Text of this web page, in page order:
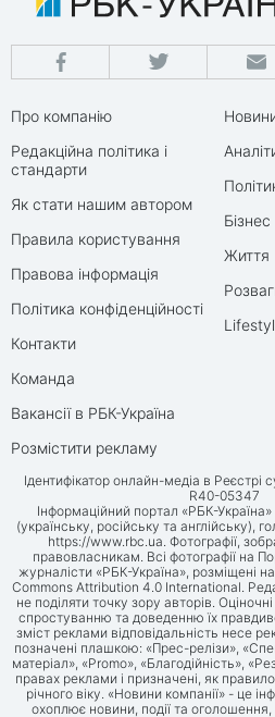
Про компанію
Редакційна політика і
стандарти
Як стати нашим автором
Правила користування
Правова інформація
Політика конфіденційності
Контакти
Команда
Вакансії в РБК-Україна
Розмістити рекламу
Бізнес
Життя
Ідентифікатор онлайн-медіа в Реєстрі
R40-05347
Інформаційний портал «РБК-
(українську, російську та англійську),
https://www.rbc.ua. Фотографії,
правовласникам. Всі фотографії на
журналісти «РБК-Україна», розміщені
Commons Attribution 4.0 International.
не поділяти точку зору авторів.
спростуванню та доведенню їх
зміст реклами відповідальність несе
позначені плашкою: «Прес-релізи»,
матеріал», «Promo», «Благодійність»,
правах реклами і призначені, як
річного віку. «Новини компанії» - це
охоплює новини, події та оголошення,